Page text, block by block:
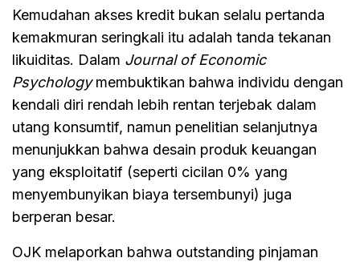
Kemudahan akses kredit bukan selalu pertanda
kemakmuran seringkali itu adalah tanda tekanan
likuiditas. Dalam Journal of Economic
Psychologymembuktikan bahwa individu dengan
kendali diri rendah lebih rentan terjebak dalam
utang konsumtif, namun penelitian selanjutnya
menunjukkan bahwa desain produk keuangan
yang eksploitatif (seperti cicilan 0% yang
menyembunyikan biaya tersembunyi) juga
berperan besar.
OJK melaporkan bahwa outstanding pinjaman